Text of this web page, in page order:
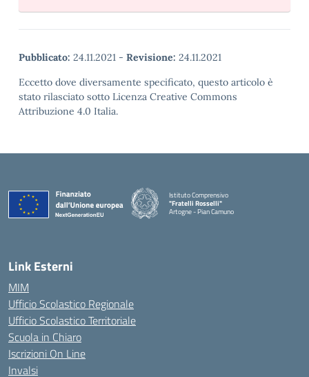
Pubblicato: 24.11.2021 - Revisione: 24.11.2021
Eccetto dove diversamente specificato, questo articolo è
stato rilasciato sotto Licenza Creative Commons
Attribuzione 4.0 Italia.
Istituto Comprensivo
"Fratelli Rosselli"
Artogne - Pian Camuno
— Visita la pagina iniziale della scuola
Link Esterni
MIM
Ufficio Scolastico Regionale
Ufficio Scolastico Territoriale
Scuola in Chiaro
Iscrizioni On Line
Invalsi